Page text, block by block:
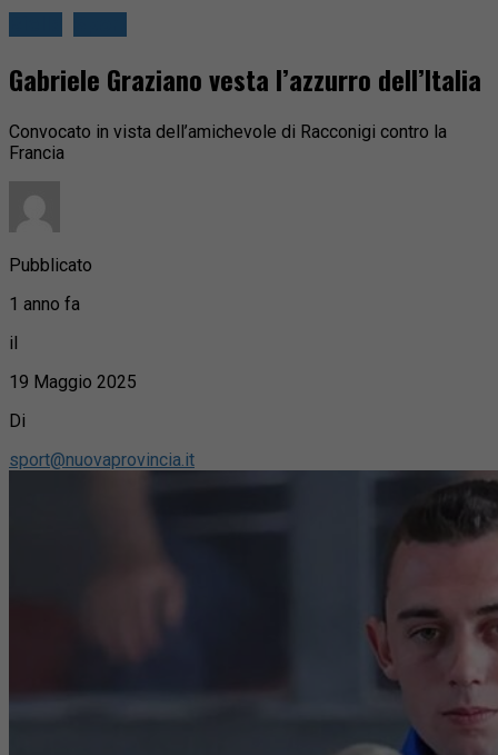
Gabriele Graziano vesta l’azzurro dell’Italia
Convocato in vista dell’amichevole di Racconigi contro la
Francia
Pubblicato
1 anno fa
il
19 Maggio 2025
Di
sport@nuovaprovincia.it